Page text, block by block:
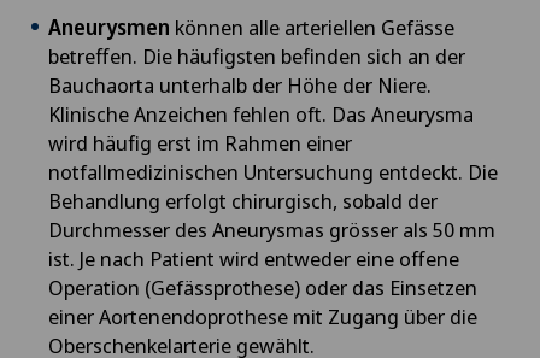
Aneurysmen können alle arteriellen Gefässe
betreffen. Die häufigsten befinden sich an der
Bauchaorta unterhalb der Höhe der Niere.
Klinische Anzeichen fehlen oft. Das Aneurysma
wird häufig erst im Rahmen einer
notfallmedizinischen Untersuchung entdeckt. Die
Behandlung erfolgt chirurgisch, sobald der
Durchmesser des Aneurysmas grösser als 50 mm
ist. Je nach Patient wird entweder eine offene
Operation (Gefässprothese) oder das Einsetzen
einer Aortenendoprothese mit Zugang über die
Oberschenkelarterie gewählt.